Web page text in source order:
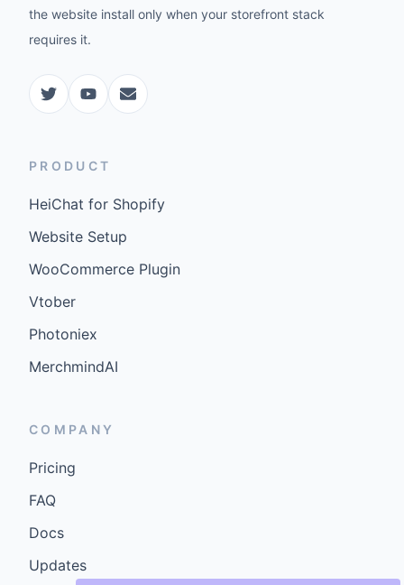
the website install only when your storefront stack
requires it.
PRODUCT
HeiChat for Shopify
Website Setup
WooCommerce Plugin
Vtober
Photoniex
MerchmindAI
COMPANY
Pricing
FAQ
Docs
Updates